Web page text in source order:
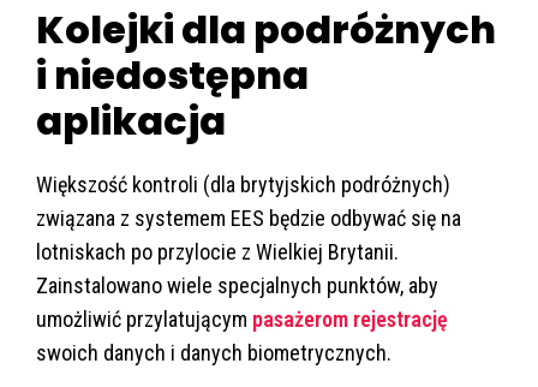
Kolejki dla podróżnych
i niedostępna
aplikacja
Większość kontroli (dla brytyjskich podróżnych)
związana z systemem EES będzie odbywać się na
lotniskach po przylocie z Wielkiej Brytanii.
Zainstalowano wiele specjalnych punktów, aby
umożliwić przylatującym pasażerom rejestrację
swoich danych i danych biometrycznych.